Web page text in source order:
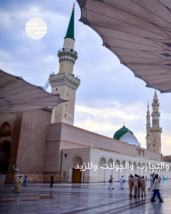
والجولات والمزيد